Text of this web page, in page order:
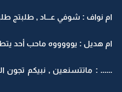
ام نواف : شوفي عـــاد , طلبتج
ام هديل : يوووووه ماحب أحد
...... : ماتتسنعين , نبيكم تجون